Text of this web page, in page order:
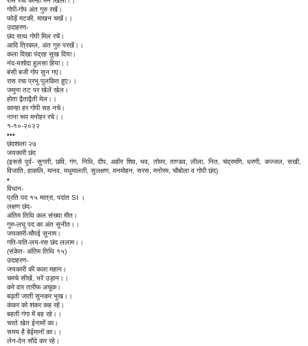
गोपी-गोप अंत गुरु रखें।
फोड़ें मटकी, माखन चखें।।
उदाहरण-
छंद साथ गोपी मिल रचें।
आदि त्रिकल, अंत गुरु परखें।।
कला दिखा पंद्रह सुख दिया।
नंद-यशोदा हुलसा हिया।।
बंसी बजी गोप सुन गए।
रास रचा प्रभु पुलकित हुए।।
जमुना तट पर खेलें खेल।
होता द्वैताद्वैती मेल।।
कान्हा हर गोपी सह नचे।
नाना रूप मनोहर रचे।।
१-१०-२०२२
•••
छंदशाला २७
जयकारी छंद
(इससे पूर्व- सुगती, छवि, गंग, निधि, दीप, अहीर शिव, भव, तोमर, ताण्डव, लीला, नित, चंद्रमणि, धरणी, कज्जल, सखी,
विजाति, हाकलि, मानव, मधुमालती, सुलक्षण, मनमोहन, सरस, मनोरम, चौबोला व गोपी छंद)
•
विधान-
प्रति पद १५ मात्रा, पदांत SI ।
लक्षण छंद-
अंतिम तिथि कल संख्या मीत।
गुरु-लघु पद का अंत सुनीत।।
जयकारी-चौपई सुनाम।
गति-यति-लय-रस छंद ललाम।।
(संकेत- अंतिम तिथि १५)
उदाहरण-
जयकारी की कला महान।
चमचे सीखें, भरें उड़ान।।
करे वार तारीफ अचूक।
बढ़ती जाती सुनकर भूख।।
कंकर को शंकर कह रहे।
बहती गंगा में बह रहे।।
चरते खेत ईनामों का।
समय है बेईमानों का।।
लेन-देन सौदे कर रहे।